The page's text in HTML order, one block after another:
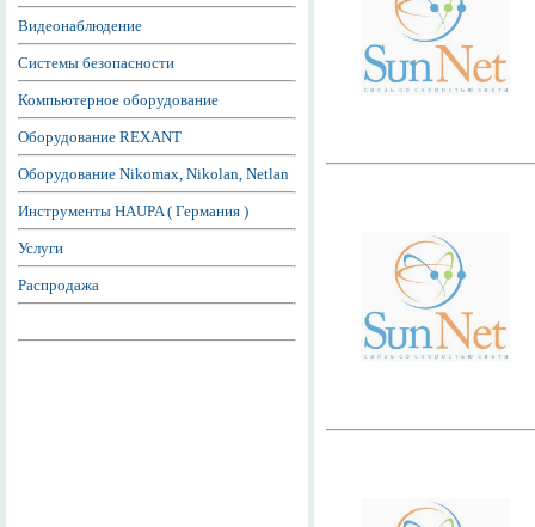
Видеонаблюдение
Системы безопасности
Компьютерное оборудование
Оборудование REXANT
Оборудование Nikomax, Nikolan, Netlan
Инструменты HAUPA ( Германия )
Услуги
Распродажа